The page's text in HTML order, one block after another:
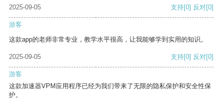
2025-09-05 支持[0] 反对[0]
游客
这款app的老师非常专业，教学水平很高，让我能够学到实用的知识。
2025-09-05 支持[0] 反对[0]
游客
这款加速器VPM应用程序已经为我们带来了无限的隐私保护和安全性保
护。